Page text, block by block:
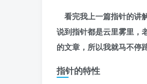
看完我上一篇指针的讲
说到指针都是云里雾里，
的文章，所以我就马不停
指针的特性